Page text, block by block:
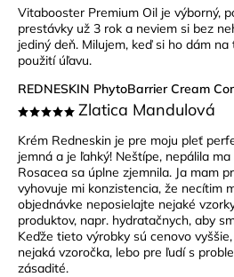
Vitabooster Premium Oil je výborný,
prestávky už 3 rok a neviem si bez
jediný deň. Milujem, keď si ho dám
použití úľavu.
REDNESKIN PhytoBarrier Cream
Zlatica Mandulová
Krém Redneskin je pre moju pleť
jemná a je ľahký! Neštípe, nepálila
Rosacea sa úplne zjemnila. Ja mam
vyhovuje mi konzistencia, že necítim
objednávke neposielajte nejaké
produktov, napr. hydratačnych, aby
Keďže tieto výrobky sú cenovo
nejaká vzoročka, lebo pre ľudí s
zásadité.